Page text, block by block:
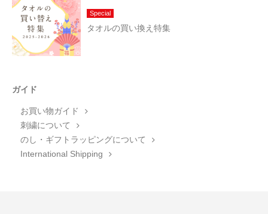
Special
タオルの買い換え特集
ガイド
お買い物ガイド
刺繍について
のし・ギフトラッピングについて
International Shipping